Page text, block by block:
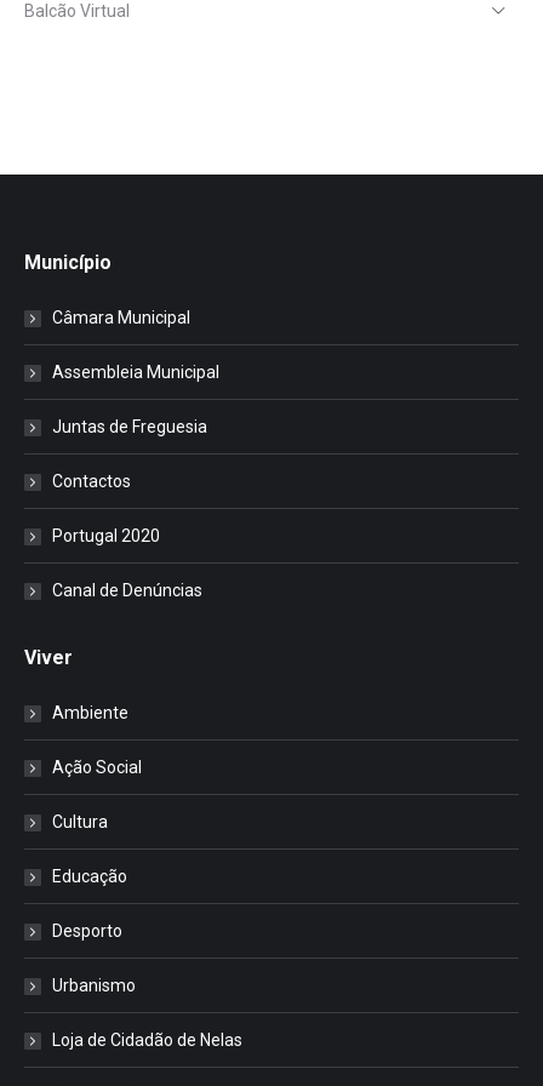
Balcão Virtual
Município
Câmara Municipal
Assembleia Municipal
Juntas de Freguesia
Contactos
Portugal 2020
Canal de Denúncias
Viver
Ambiente
Ação Social
Cultura
Educação
Desporto
Urbanismo
Loja de Cidadão de Nelas